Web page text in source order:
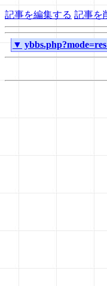
記事を編集する 記事を
▼